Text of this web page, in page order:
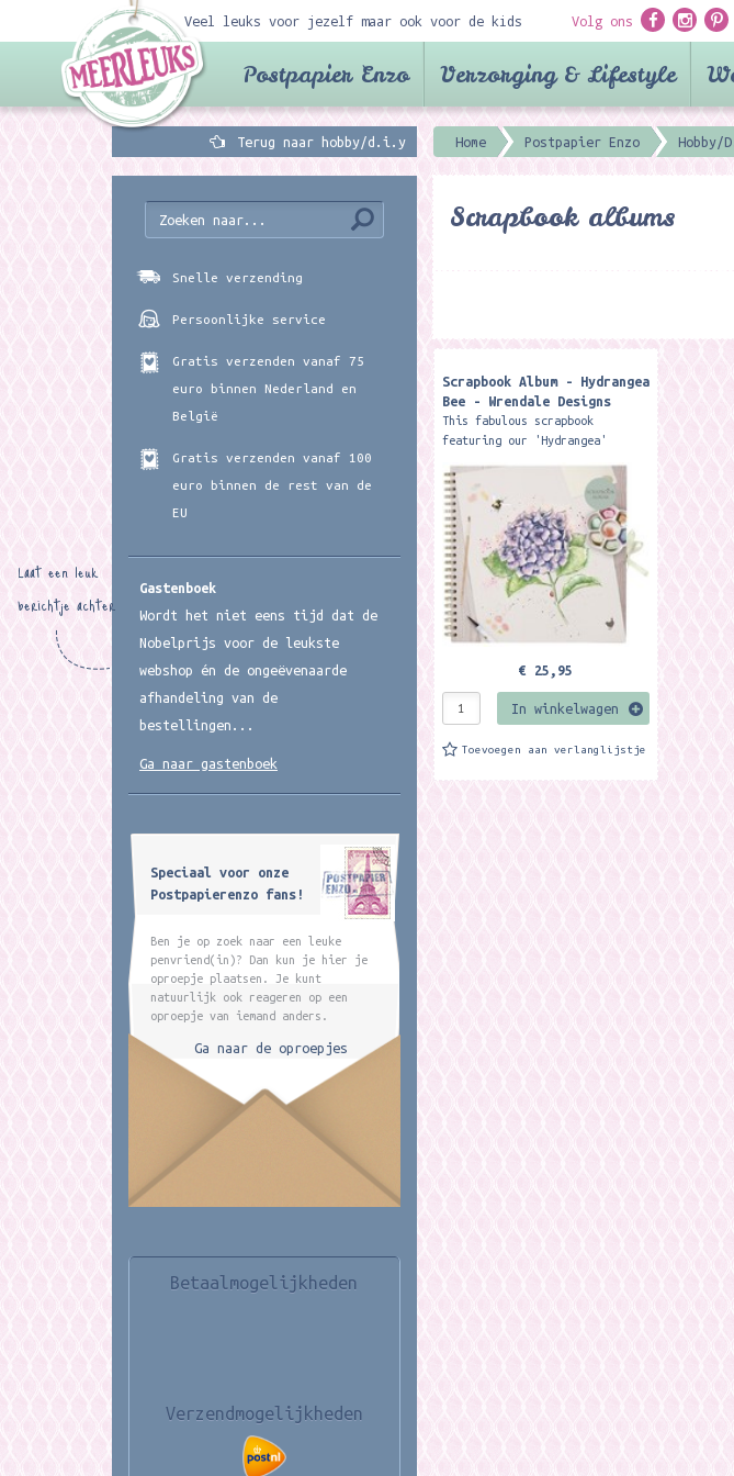
Veel leuks voor jezelf maar ook voor de kids Volg ons
Postpapier Enzo Verzorging & Lifestyle
Terug naar hobby/d.i.y Home Postpapier Enzo Hobby/
Scrapbook albums
Scrapbook Album - Hydrangea
Bee - Wrendale Designs
This fabulous scrapbook
featuring our 'Hydrangea'
treat for anyone who loves to
craft and is perfect for
filling...
€ 25,95
In winkelwagen
Toevoegen aan verlanglijstje
Snelle verzending
Persoonlijke service
Gratis verzenden vanaf 75
euro binnen Nederland en
België
Gratis verzenden vanaf 100
euro binnen de rest van de
EU
Gastenboek
Wordt het niet eens tijd dat de
Nobelprijs voor de leukste
webshop én de ongeëvenaarde
afhandeling van de
bestellingen...
Laat een leuk
berichtje achter
Ga naar gastenboek
Speciaal voor onze
Postpapierenzo fans!
Ben je op zoek naar een leuke
penvriend(in)? Dan kun je hier je
oproepje plaatsen. Je kunt
natuurlijk ook reageren op een
oproepje van iemand anders.
Ga naar de oproepjes
Betaalmogelijkheden
Verzendmogelijkheden